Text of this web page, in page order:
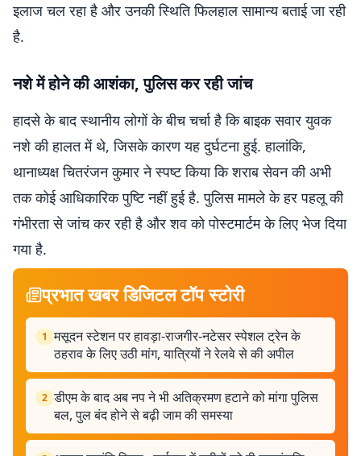
इलाज चल रहा है और उनकी स्थिति फिलहाल सामान्य बताई जा रही
है.
नशे में होने की आशंका, पुलिस कर रही जांच
हादसे के बाद स्थानीय लोगों के बीच चर्चा है कि बाइक सवार युवक
नशे की हालत में थे, जिसके कारण यह दुर्घटना हुई. हालांकि,
थानाध्यक्ष चितरंजन कुमार ने स्पष्ट किया कि शराब सेवन की अभी
तक कोई आधिकारिक पुष्टि नहीं हुई है. पुलिस मामले के हर पहलू की
गंभीरता से जांच कर रही है और शव को पोस्टमार्टम के लिए भेज दिया
गया है.
प्रभात खबर डिजिटल टॉप स्टोरी
1 मसूदन स्टेशन पर हावड़ा-राजगीर-नटेसर स्पेशल ट्रेन के
ठहराव के लिए उठी मांग, यात्रियों ने रेलवे से की अपील
2 डीएम के बाद अब नप ने भी अतिक्रमण हटाने को मांगा पुलिस
बल, पुल बंद होने से बढ़ी जाम की समस्या